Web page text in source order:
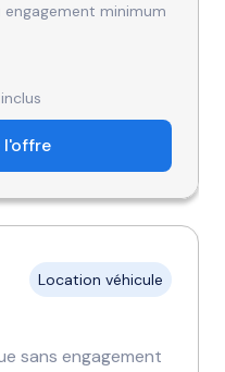
engagement minimum
l'offre
Location véhicule
sans engagement